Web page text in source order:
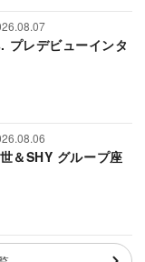
レデビューインタ
＆SHY グループ座